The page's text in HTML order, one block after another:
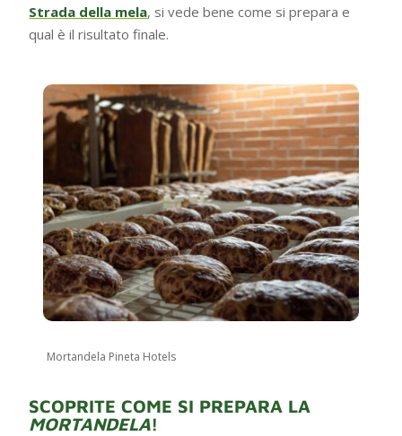
Strada della mela, si vede bene come si prepara e
qual è il risultato finale.
Mortandela Pineta Hotels
SCOPRITE COME SI PREPARA LA
MORTANDELA!